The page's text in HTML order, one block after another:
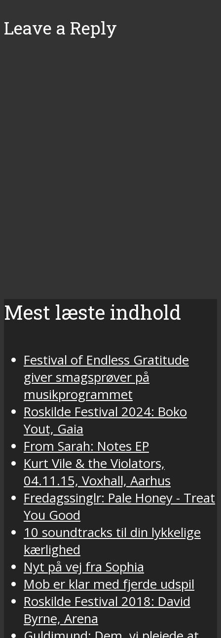
Leave a Reply
Mest læste indhold
Festival of Endless Gratitude
giver smagsprøver på
musikprogrammet
Roskilde Festival 2024: Boko
Yout, Gaia
From Sarah: Notes EP
Kurt Vile & the Violators,
04.11.15, Voxhall, Aarhus
Fredagssinglr: Pale Honey - Treat
You Good
10 soundtracks til din lykkelige
kærlighed
Nyt på vej fra Sophia
Mob er klar med fjerde udspil
Roskilde Festival 2018: David
Byrne, Arena